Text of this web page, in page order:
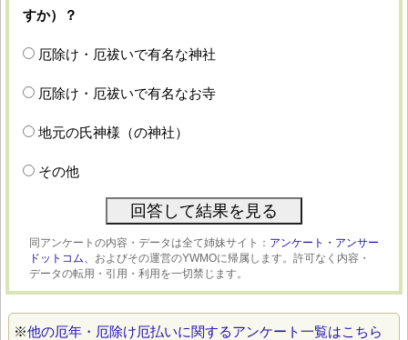
すか）？
厄除け・厄祓いで有名な神社
厄除け・厄祓いで有名なお寺
地元の氏神様（の神社）
その他
同アンケートの内容・データは全て姉妹サイト： アンケート・アンサー
ドットコム、 およびその運営のYWMOに帰属します。許可なく内容・
データの転用・引用・利用を一切禁じます。
※他の厄年・厄除け厄払いに関するアンケート一覧はこちら